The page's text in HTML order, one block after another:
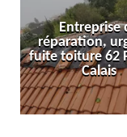
de
urgence
62 Pas-de-
Calais